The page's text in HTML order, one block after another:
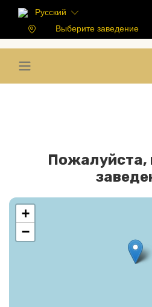
Русский
Выберите заведение
Пожалуйста,
+
−